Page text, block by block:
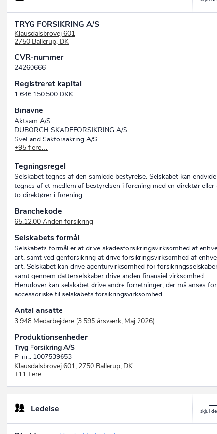
TRYG FORSIKRING A/S
Klausdalsbrovej 601
2750 Ballerup, DK
CVR-nummer
24260666
Registreret kapital
1.646.150.500 DKK
Binavne
Aktsam A/S
DUBORGH SKADEFORSIKRING A/S
SveLand Sakförsäkring A/S
TELL FORSIKRING A/S
Trygg-Hansa Assurances S.A. A/S
Trygg-Hansa Försäkrings AB (publ) A/S
Trygg-Hansa Incurance Company Ltd A/S
Trygg-Hansa Versicherungs AG A/S
Alka Forsikring A/S
Forsikrings-Aktieselskabet Alka
DANSK KOOPERATIV ASSURANCE A/S
NORDLYSET ARBEJDSSKADEFORSIKRING A/S
NORDLYSET FORSIKRING A/S
TJM Forsikring A/S
TrygVesta Garantiforsikring A/S
Moderna Garantiforsikring A/S
Dansk Kreditforsikrings-Aktieselskab
Dansk Garantiforsikrings-Aktieselskab
A/S Det Københavnske Garantiforsikringsselskab
A/S Det Københavnske Creditassurance-Compagni
Dansk Exportkreditforsikringsaktieselskab
Tryg-Baltica Garanti- og Kautionsforsikring A/S
Dansk Investerings-Kompagni A/S
Tryg Garanti- og Kautionsforsikring A/S
Vesta Garanti Forsikring A/S
Dansk Kautionsforsikrings-Aktieselskab
ASSURANCE-COMPAGNIET BALTICA-SKANDINAVIA,
AKTIESELSKAB
FORSIKRINGS-AKTIESELSKABET SKANDINAVIA
+95 flere…
Tegningsregel
Selskabet tegnes af den samlede bestyrelse. Selskabet kan
tegnes af et medlem af bestyrelsen i forening med en direktør eller
to direktører i forening.
Branchekode
65.12.00 Anden forsikring
Selskabets formål
Selskabets formål er at drive skadesforsikringsvirksomhed af
art, samt ved genforsikring at drive forsikringsvirksomhed af
art. Selskabet kan drive agenturvirksomhed for forsikringsselskaber
samt gennem datterselskaber drive anden finansiel virksomhed.
Herudover kan selskabet drive andre forretninger, der må anses for
accessoriske til selskabets forsikringsvirksomhed.
Antal ansatte
3.948 Medarbejdere (3.595 årsværk, Maj 2026)
Produktionsenheder
Tryg Forsikring A/S
P-nr.: 1007539653
Klausdalsbrovej 601, 2750 Ballerup, DK
Tryg Forsikring A/S
P-nr.: 1007631959
Tryg Forsikring A/S
P-nr.: 1030663515
Korsgade 14D, 5700 Svendborg, DK
Tryg Forsikring A/S
+11 flere…
Ledelse